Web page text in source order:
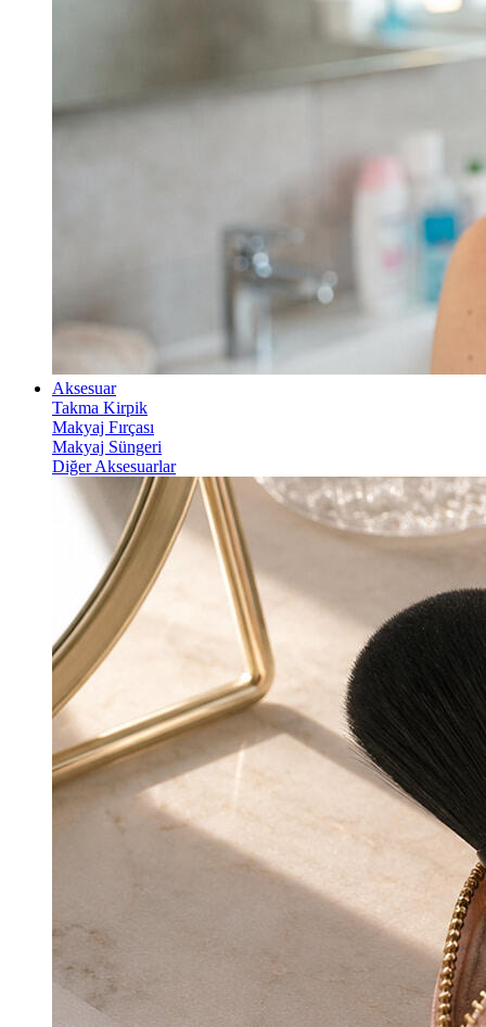
Aksesuar
Takma Kirpik
Makyaj Fırçası
Makyaj Süngeri
Diğer Aksesuarlar